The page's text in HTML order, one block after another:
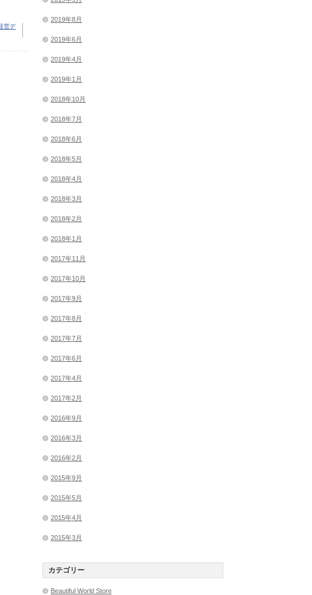
営デ
2019年8月
2019年6月
2019年4月
2019年1月
2018年10月
2018年7月
2018年6月
2018年5月
2018年4月
2018年3月
2018年2月
2018年1月
2017年11月
2017年10月
2017年9月
2017年8月
2017年7月
2017年6月
2017年4月
2017年2月
2016年9月
2016年3月
2016年2月
2015年9月
2015年5月
2015年4月
2015年3月
カテゴリー
Beautiful World Store